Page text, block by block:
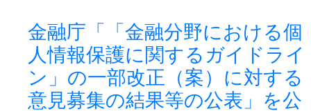
金融庁「「金融分野における個
人情報保護に関するガイドライ
ン」の一部改正（案）に対する
意見募集の結果等の公表」を公